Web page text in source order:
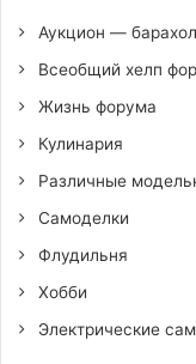
Аукцион —
Всеобщий хелп
Жизнь форума
Кулинария
Различные
Самоделки
Флудильня
Хобби
Электрические